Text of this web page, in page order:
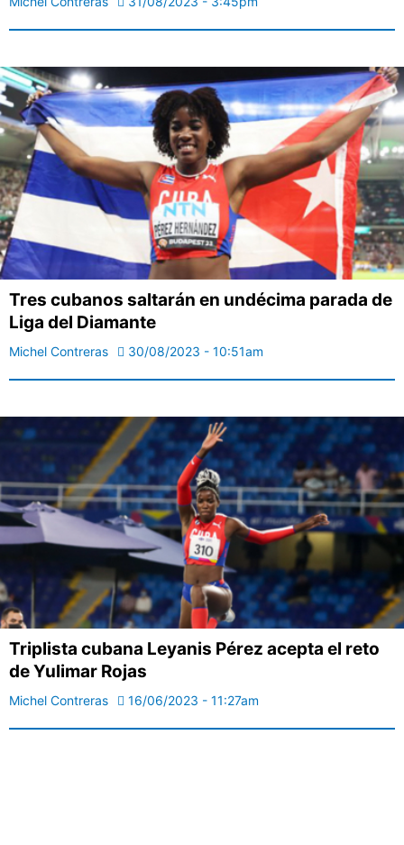
Tres cubanos saltarán en undécima parada de
Liga del Diamante
Michel Contreras 30/08/2023 - 10:51am
Triplista cubana Leyanis Pérez acepta el reto
de Yulimar Rojas
Michel Contreras 16/06/2023 - 11:27am